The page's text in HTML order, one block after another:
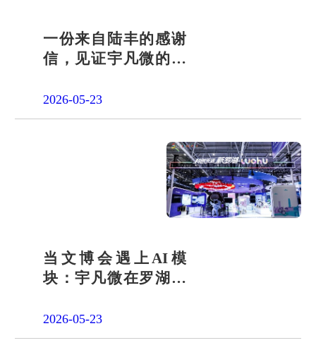
一份来自陆丰的感谢
信，见证宇凡微的社
2026-05-23
当文博会遇上AI模
块：宇凡微在罗湖展
答卷
2026-05-23